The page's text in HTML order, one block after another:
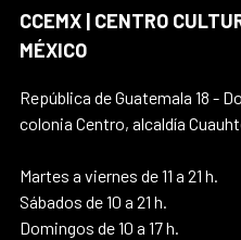
CCEMX | CENTRO
MÉXICO
República de Guatemala 18 -
colonia Centro, alcaldía
Martes a viernes de 11 a 21 h.
Sábados de 10 a 21 h.
Domingos de 10 a 17 h.